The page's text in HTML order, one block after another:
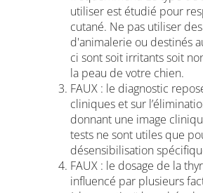
utiliser est étudié pour
cutané. Ne pas utiliser
d'animalerie ou destinés
ci sont soit irritants soit
la peau de votre chien.
FAUX : le diagnostic
cliniques et sur
donnant une image
tests ne sont utiles que
désensibilisation
FAUX : le dosage de la
influencé par plusieurs